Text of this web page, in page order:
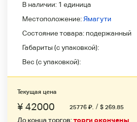
В наличии: 1 единица
Местоположение:Ямагути
Состояние товара: подержанный
Габариты (с упаковкой):
Вес (с упаковкой):
Текущая цена
¥ 42000 25776 ₽. / $ 269.85
До конца торгов:торги окончены